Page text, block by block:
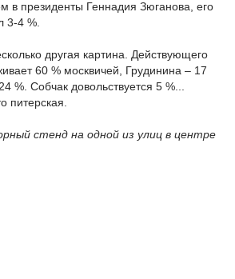
в президенты Геннадия Зюганова, его
3-4 %.
другая картина. Действующего
60 % москвичей, Грудинина – 17
%. Собчак довольствуется 5 %...
питерская.
стенд на одной из улиц в центре